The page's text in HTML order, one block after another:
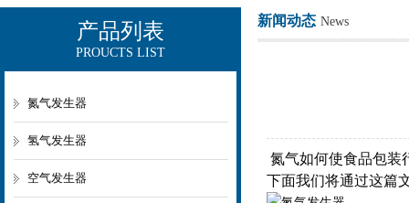
产品列表
PROUCTS LIST
氮气发生器
氢气发生器
空气发生器
新闻动态 News
氮气如何使食品包装
下面我们将通过这篇